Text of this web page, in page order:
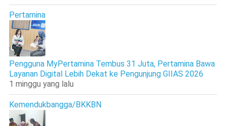
Pertamina
Pengguna MyPertamina Tembus 31 Juta, Pertamina Bawa
Layanan Digital Lebih Dekat ke Pengunjung GIIAS 2026
1 minggu yang lalu
Kemendukbangga/BKKBN